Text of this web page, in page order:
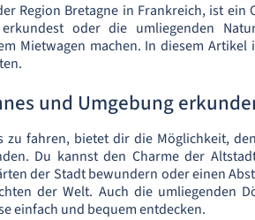
Region Bretagne in Frankreich, ist ein
oder die umliegenden
Mietwagen machen. In diesem
und Umgebung
zu fahren, bietet dir die Möglichkeit,
Du kannst den Charme der
der Stadt bewundern oder einen
der Welt. Auch die umliegenden
einfach und bequem entdecken.